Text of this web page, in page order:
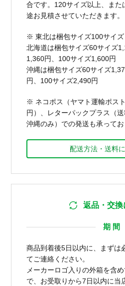
合です。120サイズ以上、また
途お見積させていただきます。
※ 東北は梱包サイズ100サイズ
北海道は梱包サイズ60サイズ
1,360円、100サイズ1,600円
沖縄は梱包サイズ60サイズ
円、100サイズ2,490円
※ ネコポス（ヤマト運輸ポス
円）、レターパックプラス（
沖縄のみ）での発送も承ってお
配送方法・送料
返品・交換
期 間
商品到着後5日以内に、まずは
てご連絡ください。
メーカーロゴ入りの外箱を含
で、お受取りから7日以内に当